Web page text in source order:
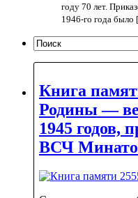
году 70 лет.
1946-го года
Книга
Родины —
1945 годов,
ВСЧ